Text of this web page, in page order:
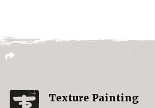
Texture Painting